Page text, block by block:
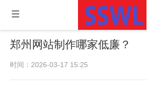
郑州网站制作哪家低廉？
时间：2026-03-17 15:25